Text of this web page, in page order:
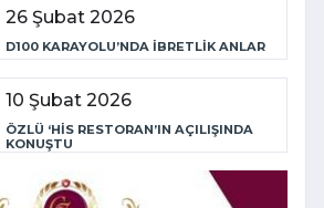
26 Şubat 2026
D100 KARAYOLU’NDA İBRETLİK ANLAR
10 Şubat 2026
ÖZLÜ ‘HİS RESTORAN’IN AÇILIŞINDA
KONUŞTU